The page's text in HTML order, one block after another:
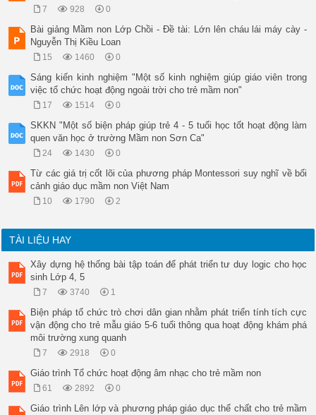
7 928 0
Bài giảng Mầm non Lớp Chồi - Đề tài: Lớn lên cháu lái máy cày -
Nguyễn Thị Kiều Loan
15 1460 0
Sáng kiến kinh nghiệm "Một số kinh nghiệm giúp giáo viên trong
việc tổ chức hoạt động ngoài trời cho trẻ mầm non"
17 1514 0
SKKN "Một số biện pháp giúp trẻ 4 - 5 tuổi học tốt hoạt động làm
quen văn học ở trường Mầm non Sơn Ca"
24 1430 0
Từ các giá trị cốt lõi của phương pháp Montessori suy nghĩ về bối
cảnh giáo dục mầm non Việt Nam
10 1790 2
TÀI LIỆU HAY
Xây dựng hệ thống bài tập toán để phát triển tư duy logic cho học
sinh Lớp 4, 5
7 3740 1
Biện pháp tổ chức trò chơi dân gian nhằm phát triển tính tích cực
vận động cho trẻ mẫu giáo 5-6 tuổi thông qua hoạt động khám phá
môi trường xung quanh
7 2918 0
Giáo trình Tổ chức hoạt động âm nhạc cho trẻ mầm non
61 2892 0
Giáo trình Lên lớp và phương pháp giáo dục thể chất cho trẻ mầm